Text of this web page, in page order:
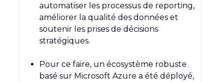
automatiser les processus de reporting,
améliorer la qualité des données et
soutenir les prises de décisions
stratégiques.
Pour ce faire, un écosystème robuste
basé sur Microsoft Azure a été déployé,